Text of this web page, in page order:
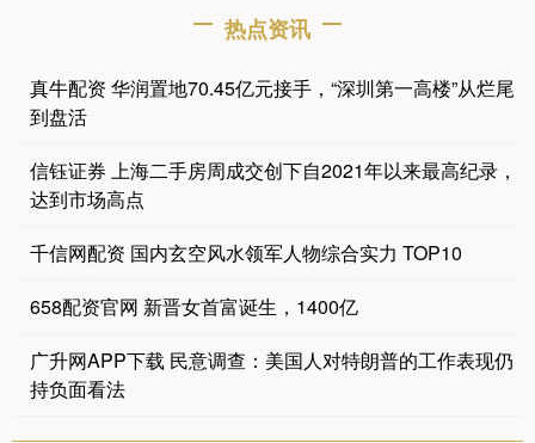
热点资讯
真牛配资 华润置地70.45亿元接手，“深圳第一高楼”从烂尾
到盘活
信钰证券 上海二手房周成交创下自2021年以来最高纪录，
达到市场高点
千信网配资 国内玄空风水领军人物综合实力 TOP10
658配资官网 新晋女首富诞生，1400亿
广升网APP下载 民意调查：美国人对特朗普的工作表现仍
持负面看法